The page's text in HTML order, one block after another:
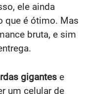
ele ainda
que é ótimo. Mas
bruta, e sim
gigantes e
um celular de